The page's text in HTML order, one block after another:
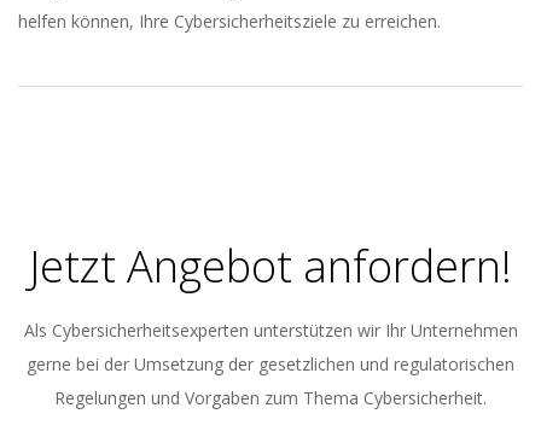
helfen können, Ihre Cybersicherheitsziele zu erreichen.
Jetzt Angebot anfordern!
Als Cybersicherheitsexperten unterstützen wir Ihr Unternehmen
gerne bei der Umsetzung der gesetzlichen und regulatorischen
Regelungen und Vorgaben zum Thema Cybersicherheit.